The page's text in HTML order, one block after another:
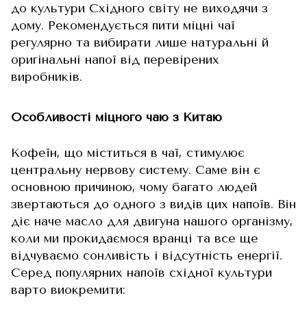
до культури Східного світу не виходячи з
дому. Рекомендується пити міцні чаї
регулярно та вибирати лише натуральні й
оригінальні напої від перевірених
виробників.
Особливості міцного чаю з Китаю
Кофеїн, що міститься в чаї, стимулює
центральну нервову систему. Саме він є
основною причиною, чому багато людей
звертаються до одного з видів цих напоїв. Він
діє наче масло для двигуна нашого організму,
коли ми прокидаємося вранці та все ще
відчуваємо сонливість і відсутність енергії.
Серед популярних напоїв східної культури
варто виокремити: